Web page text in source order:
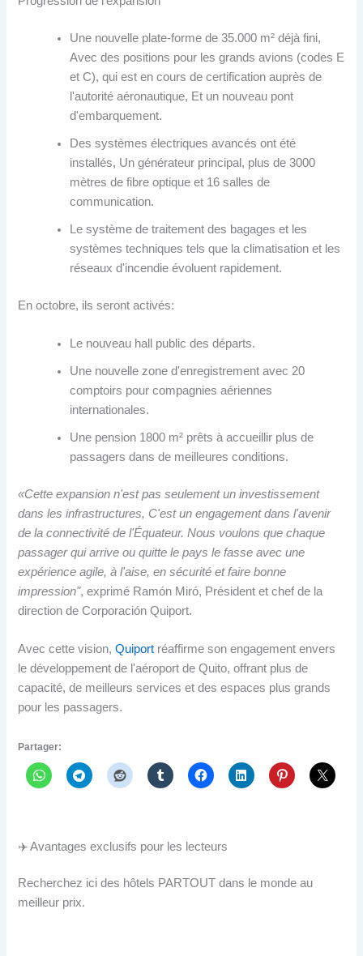
Une nouvelle plate-forme de 35.000 m² déjà fini,
Avec des positions pour les grands avions (codes E
et C), qui est en cours de certification auprès de
l'autorité aéronautique, Et un nouveau pont
d'embarquement.
Des systèmes électriques avancés ont été
installés, Un générateur principal, plus de 3000
mètres de fibre optique et 16 salles de
communication.
Le système de traitement des bagages et les
systèmes techniques tels que la climatisation et les
réseaux d'incendie évoluent rapidement.
En octobre, ils seront activés:
Le nouveau hall public des départs.
Une nouvelle zone d'enregistrement avec 20
comptoirs pour compagnies aériennes
internationales.
Une pension 1800 m² prêts à accueillir plus de
passagers dans de meilleures conditions.
«Cette expansion n'est pas seulement un investissement
dans les infrastructures, C'est un engagement dans l'avenir
de la connectivité de l'Équateur. Nous voulons que chaque
passager qui arrive ou quitte le pays le fasse avec une
expérience agile, à l'aise, en sécurité et faire bonne
impression", exprimé Ramón Miró, Président et chef de la
direction de Corporación Quiport.
Avec cette vision,Quiport réaffirme son engagement envers
le développement de l'aéroport de Quito, offrant plus de
capacité, de meilleurs services et des espaces plus grands
pour les passagers.
Partager:
✈️ Avantages exclusifs pour les lecteurs
Recherchez ici des hôtels PARTOUT dans le monde au
meilleur prix.